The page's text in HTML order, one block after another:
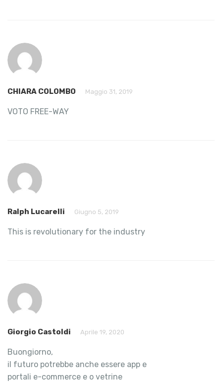
CHIARA COLOMBO Maggio 31, 2019
VOTO FREE-WAY
Ralph Lucarelli Giugno 5, 2019
This is revolutionary for the industry
Giorgio Castoldi Aprile 19, 2020
Buongiorno,
il futuro potrebbe anche essere app e
portali e-commerce e o vetrine